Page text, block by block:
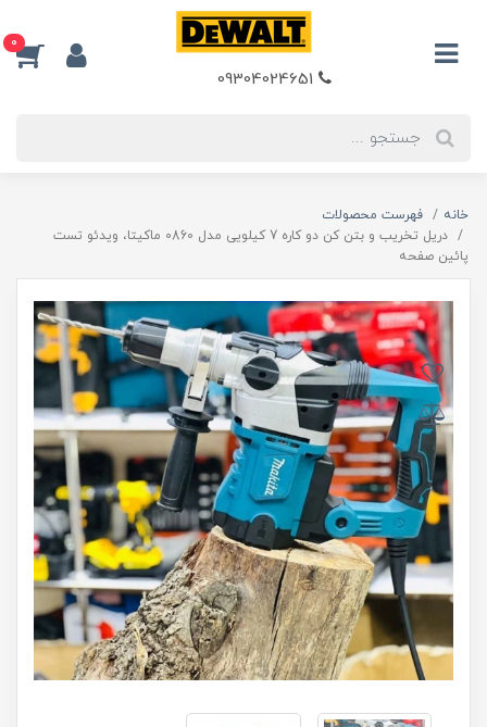
0
خانه
فهرست محصولات
دریل تخریب و بتن کن دو کاره 7 کیلویی مدل 0860 ماکیتا، ویدئو تست
پائین صفحه